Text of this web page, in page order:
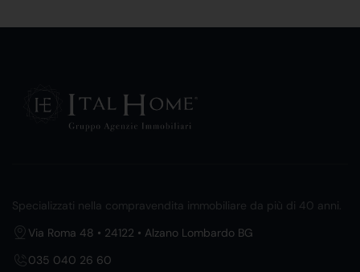
Specializzati nella compravendita immobiliare da più di 40 anni.
Via Roma 48 • 24122 • Alzano Lombardo BG
035 040 26 60